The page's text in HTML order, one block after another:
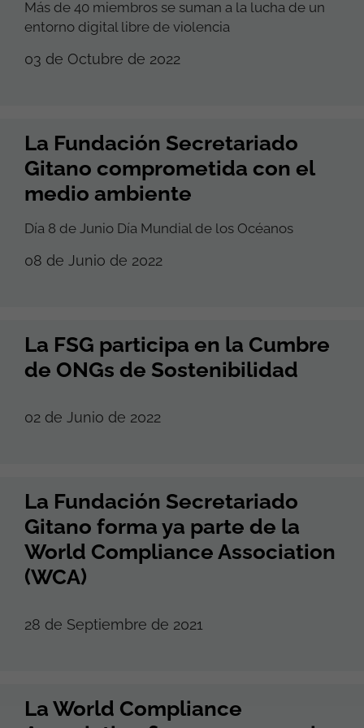
Más de 40 miembros se suman a la lucha de un
entorno digital libre de violencia
03 de Octubre de 2022
La Fundación Secretariado
Gitano comprometida con el
medio ambiente
Día 8 de Junio Día Mundial de los Océanos
08 de Junio de 2022
La FSG participa en la Cumbre
de ONGs de Sostenibilidad
02 de Junio de 2022
La Fundación Secretariado
Gitano forma ya parte de la
World Compliance Association
(WCA)
28 de Septiembre de 2021
La World Compliance